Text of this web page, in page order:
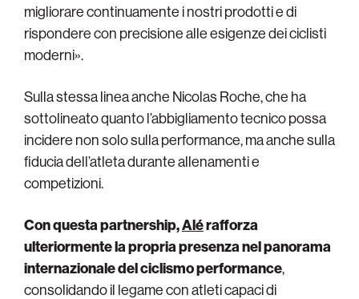
migliorare continuamente i nostri prodotti e di
rispondere con precisione alle esigenze dei ciclisti
moderni».
Sulla stessa linea anche Nicolas Roche, che ha
sottolineato quanto l’abbigliamento tecnico possa
incidere non solo sulla performance, ma anche sulla
fiducia dell’atleta durante allenamenti e
competizioni.
Con questa partnership,Alérafforza
ulteriormente la propria presenza nel panorama
internazionale del ciclismo performance,
consolidando il legame con atleti capaci di